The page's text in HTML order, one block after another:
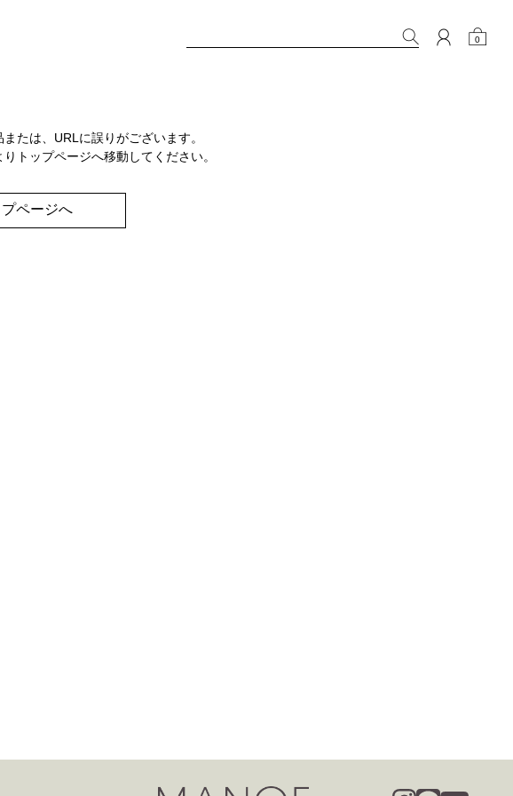
0
たは、URLに誤りがございます。
トップページへ移動してください。
プページへ